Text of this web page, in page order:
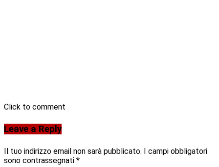
Click to comment
Leave a Reply
Il tuo indirizzo email non sarà pubblicato. I campi obbligatori
sono contrassegnati *